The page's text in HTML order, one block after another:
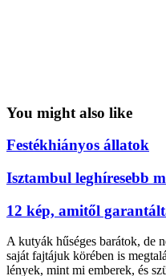
You might also like
Festékhiányos állatok
Isztambul leghíresebb
12 kép, amitől
A kutyák hűséges barátok, de
saját fajtájuk körében is
lények, mint mi emberek, és